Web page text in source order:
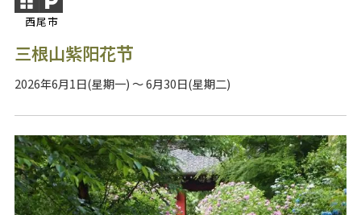
西尾市
三根山紫阳花节
2026年6月1日(星期一) ～ 6月30日(星期二)